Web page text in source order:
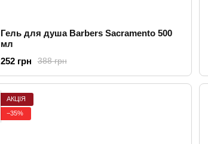
Гель для душа Barbers Sacramento 500
мл
388 грн
252 грн
АКЦІЯ
−35%